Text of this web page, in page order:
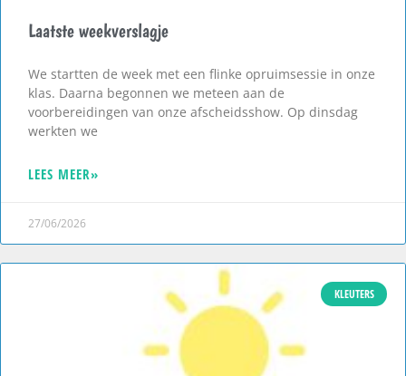
Laatste weekverslagje
We startten de week met een flinke opruimsessie in onze
klas. Daarna begonnen we meteen aan de
voorbereidingen van onze afscheidsshow. Op dinsdag
werkten we
LEES MEER»
27/06/2026
KLEUTERS